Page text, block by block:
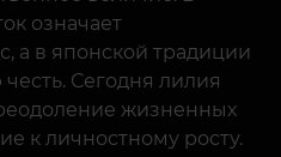
означает
а в японской традиции
Сегодня лилия
жизненных
к личностному росту.